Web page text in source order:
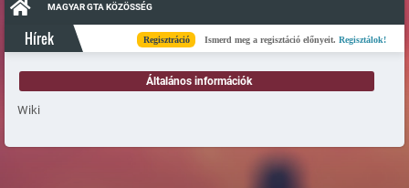
MAGYAR GTA KÖZÖSSÉG
Hírek Regisztráció Ismerd meg a regisztáció előnyeit.Regisztálok!
Általános információk
Wiki